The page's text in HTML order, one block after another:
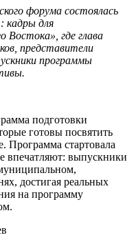
форума состоялась
кадры для
Востока», где глава
представители
программы
подготовки
готовы посвятить
Программа стартовала
впечатляют: выпускники
достигая реальных
на программу